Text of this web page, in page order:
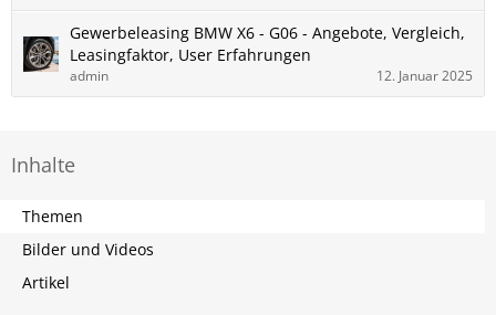
Gewerbeleasing BMW X6 - G06 - Angebote, Vergleich,
Leasingfaktor, User Erfahrungen
admin 12. Januar 2025
Inhalte
Themen
Bilder und Videos
Artikel